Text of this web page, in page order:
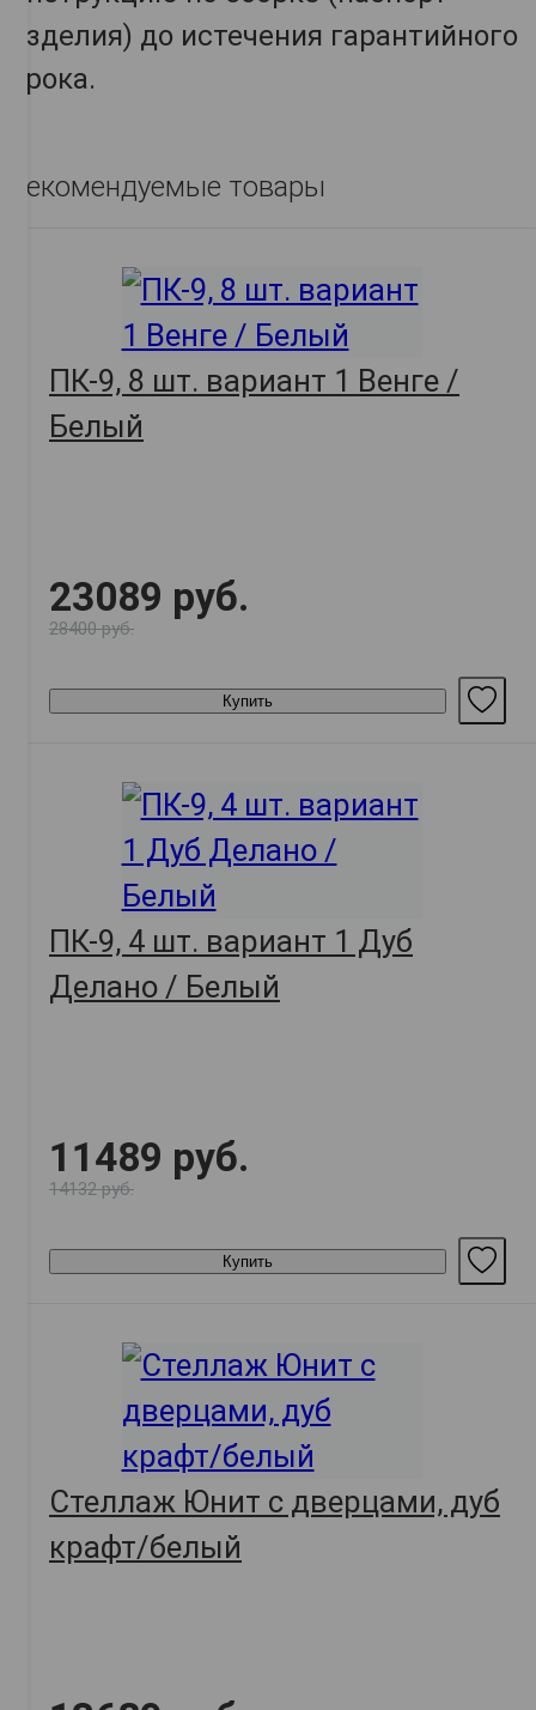
изделия) до истечения гарантийного
срока.
Рекомендуемые товары
ПК-9, 8 шт. вариант 1 Венге /
Белый
23089 руб.
28400 руб.
Купить
ПК-9, 4 шт. вариант 1 Дуб
Делано / Белый
11489 руб.
14132 руб.
Купить
Стеллаж Юнит с дверцами, дуб
крафт/белый